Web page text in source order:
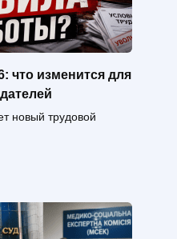
что изменится для
новый трудовой